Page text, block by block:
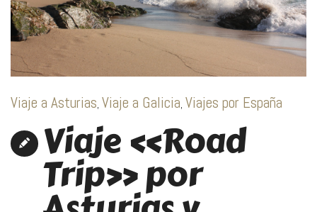
Viaje a Asturias, Viaje a Galicia, Viajes por España
Viaje «Road
Trip» por